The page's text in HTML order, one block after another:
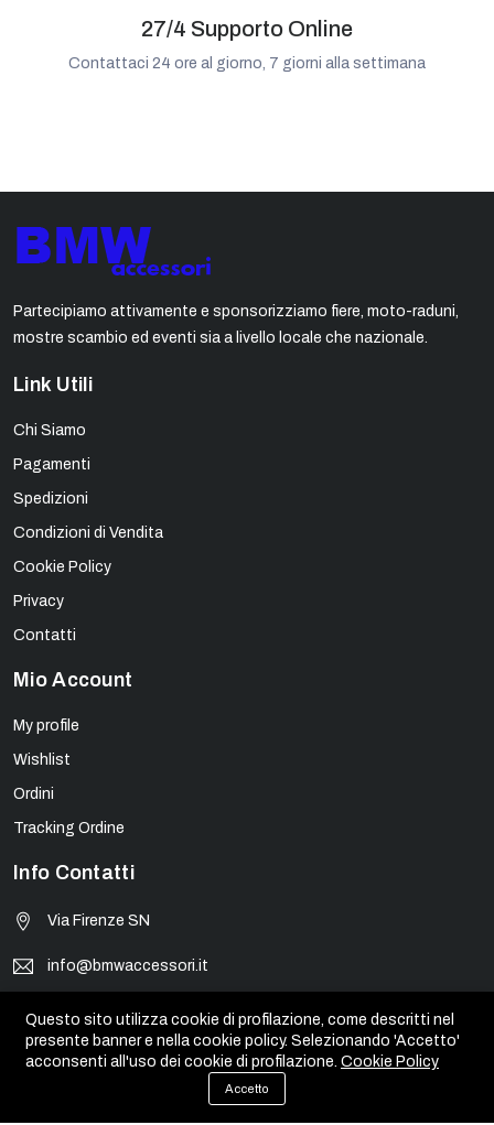
27/4 Supporto Online
Contattaci 24 ore al giorno, 7 giorni alla settimana
Partecipiamo attivamente e sponsorizziamo fiere, moto-raduni,
mostre scambio ed eventi sia a livello locale che nazionale.
Link Utili
Chi Siamo
Pagamenti
Spedizioni
Condizioni di Vendita
Cookie Policy
Privacy
Contatti
Mio Account
My profile
Wishlist
Ordini
Tracking Ordine
Info Contatti
Via Firenze SN
info@bmwaccessori.it
+39090930310
© BMW Accessori - PIVA 01931450835. Tutti i marchi, loghi e
immagini appartengono ai rispettivi proprietari.
Questo sito utilizza cookie di profilazione, come descritti nel
presente banner e nella cookie policy. Selezionando 'Accetto'
acconsenti all'uso dei cookie di profilazione. Cookie Policy
Accetto